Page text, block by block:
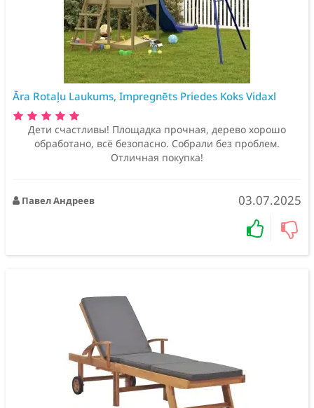
Āra Rotaļu Laukums, Impregnēts Priedes Koks Vidaxl
Дети счастливы! Площадка прочная, дерево хорошо
обработано, всё безопасно. Собрали без проблем.
Отличная покупка!
Павел Андреев 03.07.2025